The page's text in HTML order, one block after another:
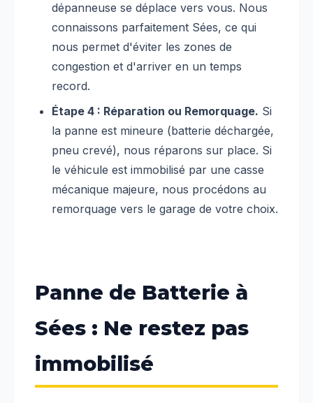
dépanneuse se déplace vers vous. Nous
connaissons parfaitement Sées, ce qui
nous permet d'éviter les zones de
congestion et d'arriver en un temps
record.
Étape 4 : Réparation ou Remorquage. Si
la panne est mineure (batterie déchargée,
pneu crevé), nous réparons sur place. Si
le véhicule est immobilisé par une casse
mécanique majeure, nous procédons au
remorquage vers le garage de votre choix.
Panne de Batterie à
Sées : Ne restez pas
immobilisé